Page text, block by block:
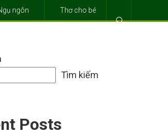
⌕
ngôn Thơ cho bé
Tìm kiếm
Posts